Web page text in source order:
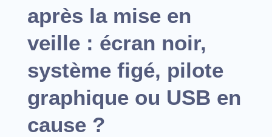
après la mise en
veille : écran noir,
système figé, pilote
graphique ou USB en
cause ?